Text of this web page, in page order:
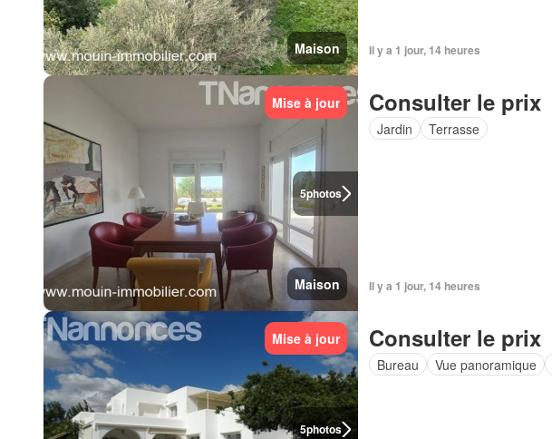
Maison Il y a 1 jour, 14 heures
5photos
Mise à jour
Maison
Consulter le prix
Jardin Terrasse
Il y a 1 jour, 14 heures
5photos
Mise à jour Consulter le prix
Bureau Vue panoramique